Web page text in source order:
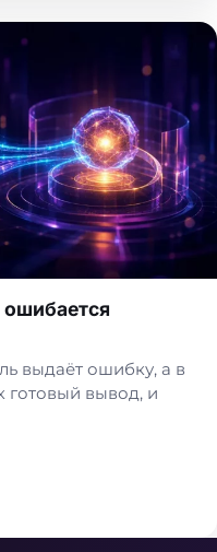
выдаёт ошибку, а в
готовый вывод, и